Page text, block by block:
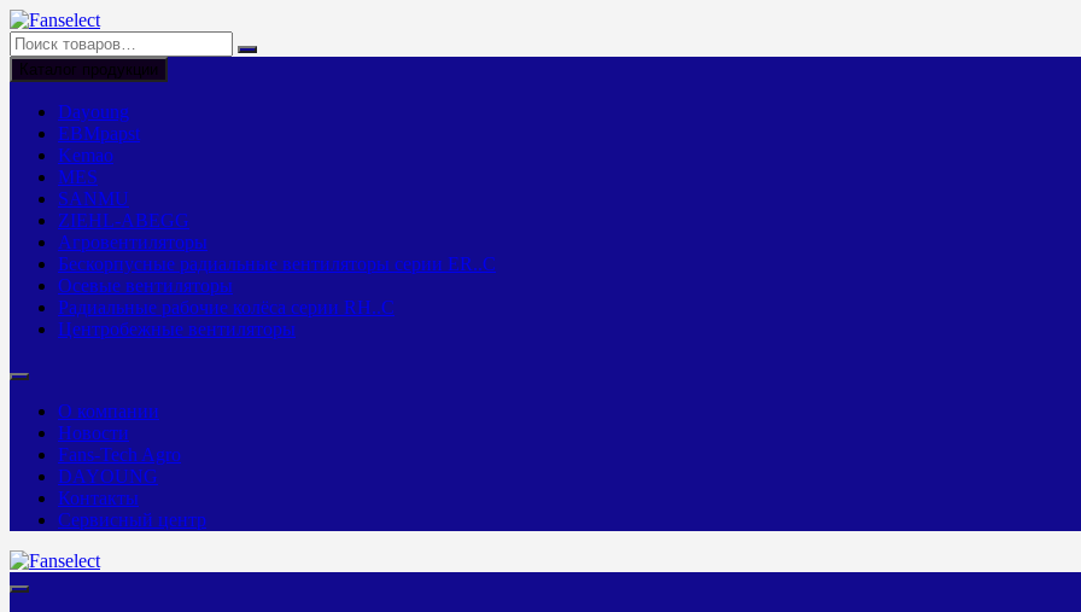
Перейти
к
содержимому
Каталог продукции
Dayoung
EBMpapst
Kemao
MES
SANMU
ZIEHL-ABEGG
Агровентиляторы
Бескорпусные радиальные вентиляторы серии ER..C
Осевые вентиляторы
Радиальные рабочие колёса серии RH..C
Центробежные вентиляторы
О компании
Новости
Fans-Tech Agro
DAYOUNG
Контакты
Сервисный центр